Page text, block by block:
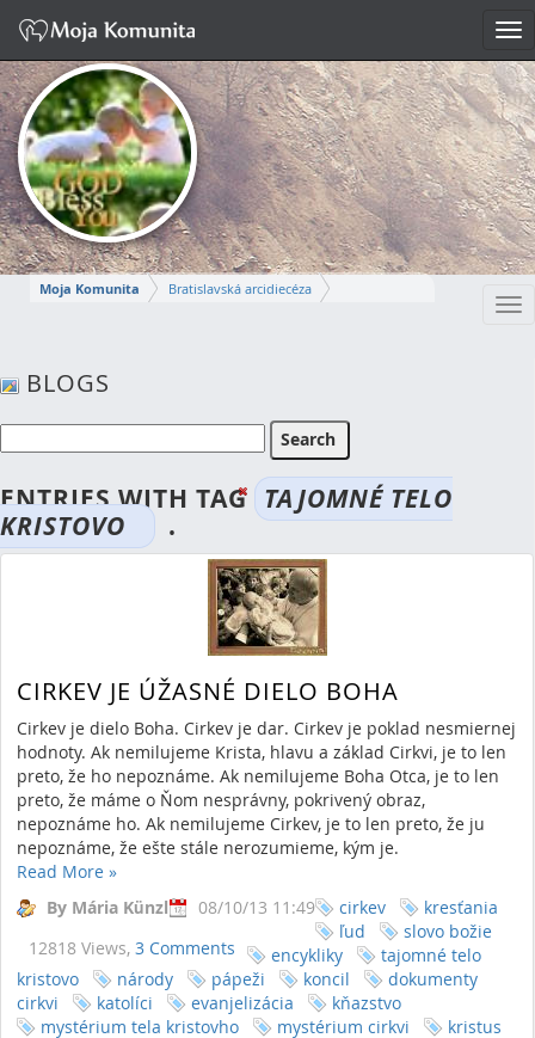
Moja Komunita
Bratislavská arcidiecéza
MÁRIA
Napísať správu
BLOGS
ENTRIES WITH TAG TAJOMNÉ TELO
KRISTOVO .
CIRKEV JE ÚŽASNÉ DIELO BOHA
Cirkev je dielo Boha. Cirkev je dar. Cirkev je poklad nesmiernej
hodnoty. Ak nemilujeme Krista, hlavu a základ Cirkvi, je to len
preto, že ho nepoznáme. Ak nemilujeme Boha Otca, je to len
preto, že máme o Ňom nesprávny, pokrivený obraz,
nepoznáme ho. Ak nemilujeme Cirkev, je to len preto, že ju
nepoznáme, že ešte stále nerozumieme, kým je.
Read More »
By Mária Künzl
08/10/13 11:49
12818 Views, 3 Comments
cirkev
kresťania
ľud
slovo božie
encykliky
tajomné telo
kristovo
národy pápeži koncil
dokumenty
cirkvi
katolíci evanjelizácia
kňazstvo
mystérium tela kristovho
mystérium cirkvi
kristus